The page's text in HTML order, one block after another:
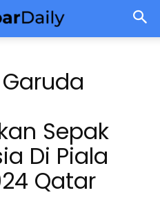
Sepak
Di Piala
Qatar